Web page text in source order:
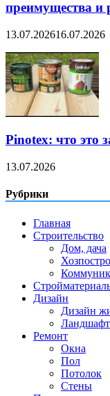
преимущества и
13.07.202616.07.2026
Pinotex: что это
13.07.2026
Рубрики
Главная
Строительство
Дом, дача
Дизайн
Дизайн
Ремонт
Окна
Пол
Потолок
Стены